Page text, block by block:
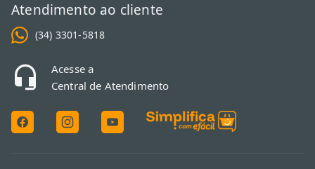
Atendimento ao cliente
(34) 3301-5818
Acesse a
Central de Atendimento